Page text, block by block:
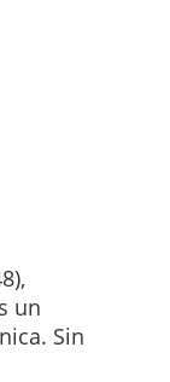
un
Sin